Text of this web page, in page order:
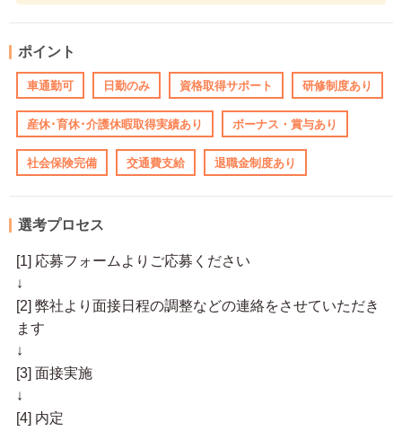
ポイント
車通勤可 日勤のみ 資格取得サポート 研修制度あり
産休･育休･介護休暇取得実績あり ボーナス・賞与あり
社会保険完備 交通費支給 退職金制度あり
選考プロセス
[1] 応募フォームよりご応募ください
↓
[2] 弊社より面接日程の調整などの連絡をさせていただき
ます
↓
[3] 面接実施
↓
[4] 内定